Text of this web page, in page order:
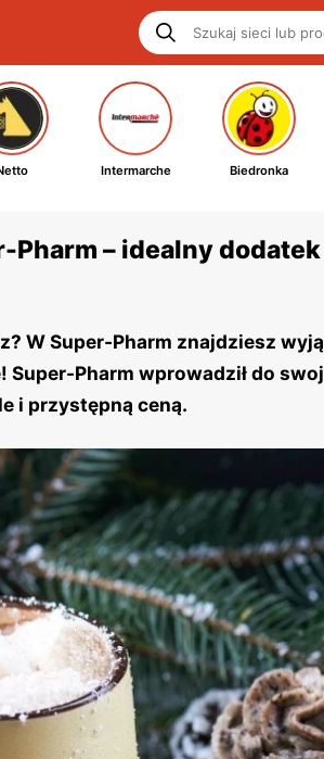
Intermarche Biedronka
– idealny
W Super-Pharm znajdziesz
Super-Pharm wprowadził do
i przystępną ceną.